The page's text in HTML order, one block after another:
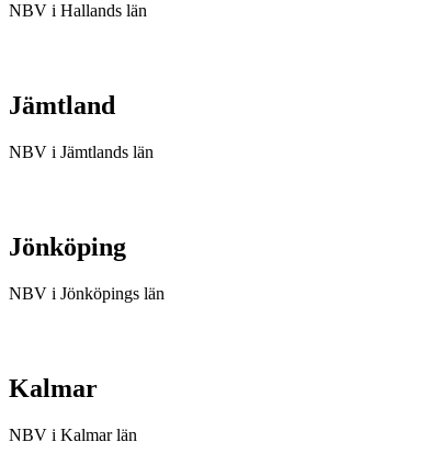
NBV i Hallands län
Jämtland
NBV i Jämtlands län
Jönköping
NBV i Jönköpings län
Kalmar
NBV i Kalmar län